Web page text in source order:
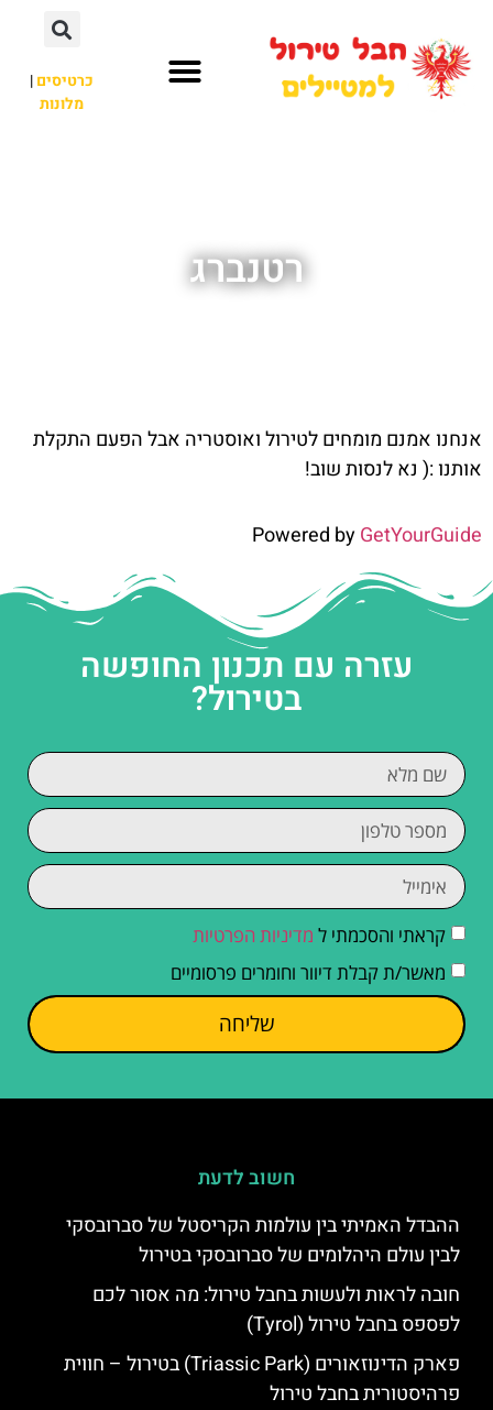
כרטיסים|
מלונות
רטנברג
אנחנו אמנם מומחים לטירול ואוסטריה אבל הפעם התקלת
אותנו :( נא לנסות שוב!
Powered byGetYourGuide
עזרה עם תכנון החופשה
בטירול?
קראתי והסכמתי ל מדיניות הפרטיות
מאשר/ת קבלת דיוור וחומרים פרסומיים
שליחה
חשוב לדעת
ההבדל האמיתי בין עולמות הקריסטל של סברובסקי
לבין עולם היהלומים של סברובסקי בטירול
חובה לראות ולעשות בחבל טירול: מה אסור לכם
לפספס בחבל טירול (Tyrol)
פארק הדינוזאורים (Triassic Park) בטירול – חווית
פרהיסטורית בחבל טירול